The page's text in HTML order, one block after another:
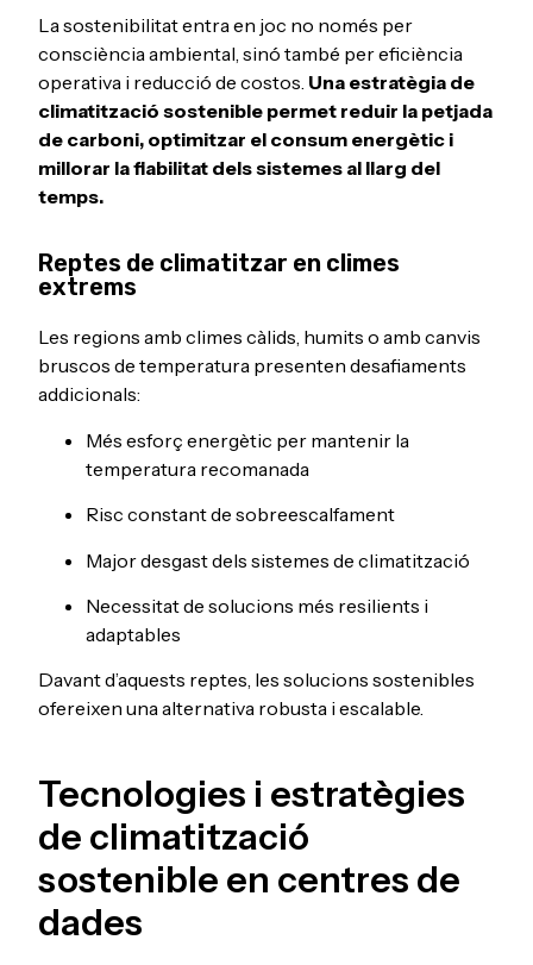
La sostenibilitat entra en joc no només per
consciència ambiental, sinó també per eficiència
operativa i reducció de costos. Una estratègia de
climatització sostenible permet reduir la petjada
de carboni, optimitzar el consum energètic i
millorar la fiabilitat dels sistemes al llarg del
temps.
Reptes de climatitzar en climes
extrems
Les regions amb climes càlids, humits o amb canvis
bruscos de temperatura presenten desafiaments
addicionals:
Més esforç energètic per mantenir la
temperatura recomanada
Risc constant de sobreescalfament
Major desgast dels sistemes de climatització
Necessitat de solucions més resilients i
adaptables
Davant d’aquests reptes, les solucions sostenibles
ofereixen una alternativa robusta i escalable.
Tecnologies i estratègies
de climatització
sostenible en centres de
dades